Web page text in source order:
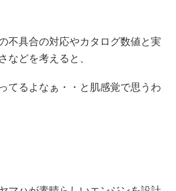
不具合の対応やカタログ数値と実
などを考えると、
てるよなぁ・・と肌感覚で思うわ